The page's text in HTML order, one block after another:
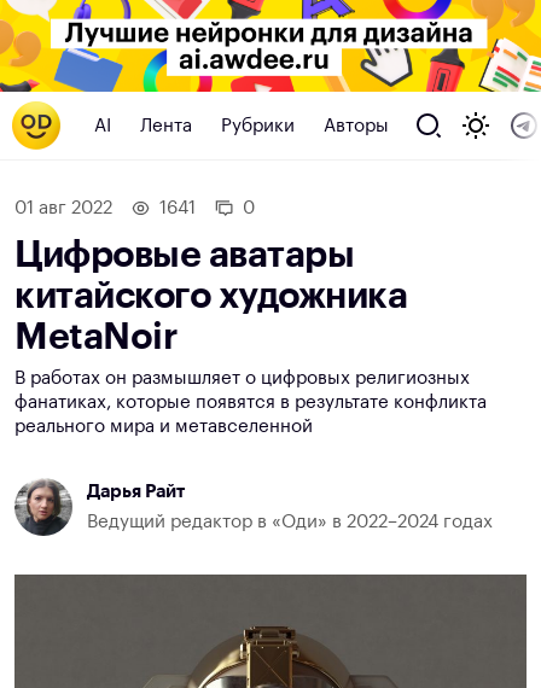
AI Лента Рубрики Авторы
01 авг 2022 1641 0
Цифровые аватары
китайского художника
MetaNoir
В работах он размышляет о цифровых религиозных
фанатиках, которые появятся в результате конфликта
реального мира и метавселенной
Дарья Райт
Ведущий редактор в «Оди» в 2022–2024 годах